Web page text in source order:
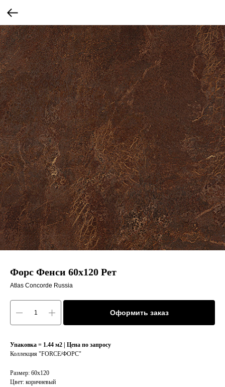
Форс Фенси 60х120 Рет
Atlas Concorde Russia
Оформить заказ
Упаковка = 1.44 м2 | Цена по запросу
Коллекция "FORCE/ФOРС"
Размер: 60х120
Цвет: коричневый